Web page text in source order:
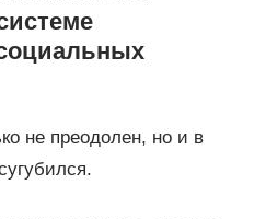
не преодолен, но и в